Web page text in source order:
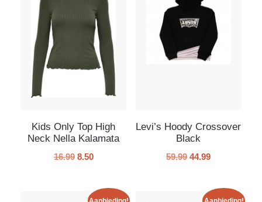
Kids Only Top High
Neck Nella Kalamata
16.99 8.50
Levi’s Hoody Crossover
Black
59.99 44.99